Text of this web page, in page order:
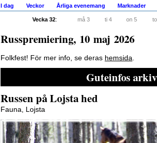
I dag Veckor Årliga evenemang Marknader
Vecka 32: må 3 ti 4 on 5
Russpremiering, 10 maj 2026
Folkfest! För mer info, se deras hemsida.
Guteinfos arkiv
Russen på Lojsta hed
Fauna, Lojsta